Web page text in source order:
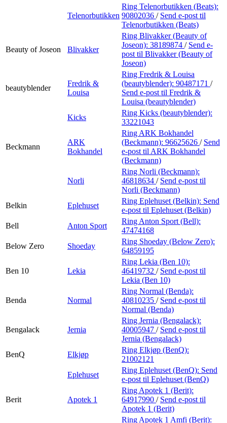
Telenorbutikken
Ring Telenorbutikken (Beats):
90802036 / Send e-post til
Telenorbutikken (Beats)
Beauty of Joseon Blivakker
Ring Blivakker (Beauty of
Joseon): 38189874 / Send e-
post til Blivakker (Beauty of
Joseon)
beautyblender
Fredrik &
Louisa
Ring Fredrik & Louisa
(beautyblender): 90487171 /
Send e-post til Fredrik &
Louisa (beautyblender)
Kicks
Ring Kicks (beautyblender):
33221043
Beckmann
ARK
Bokhandel
Ring ARK Bokhandel
(Beckmann): 96625626 / Send
e-post til ARK Bokhandel
(Beckmann)
Norli
Ring Norli (Beckmann):
46818634 / Send e-post til
Norli (Beckmann)
Belkin
Eplehuset
Ring Eplehuset (Belkin): Send
e-post til Eplehuset (Belkin)
Bell
Anton Sport
Ring Anton Sport (Bell):
47474168
Below Zero
Shoeday
Ring Shoeday (Below Zero):
64859195
Ben 10 Lekia
Ring Lekia (Ben 10):
46419732 / Send e-post til
Lekia (Ben 10)
Benda Normal
Ring Normal (Benda):
40810235 / Send e-post til
Normal (Benda)
Bengalack Jernia
Ring Jernia (Bengalack):
40005947 / Send e-post til
Jernia (Bengalack)
BenQ
Elkjøp
Ring Elkjøp (BenQ):
21002121
Eplehuset
Ring Eplehuset (BenQ): Send
e-post til Eplehuset (BenQ)
Berit Apotek 1
Ring Apotek 1 (Berit):
64917990 / Send e-post til
Apotek 1 (Berit)
Ring Apotek 1 Amfi (Berit):